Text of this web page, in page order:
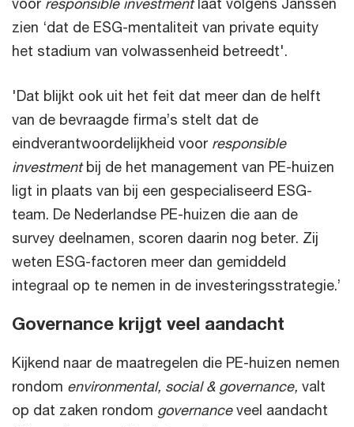
zien ‘dat de ESG-mentaliteit van private equity
het stadium van volwassenheid betreedt'.
'Dat blijkt ook uit het feit dat meer dan de helft
van de bevraagde firma’s stelt dat de
eindverantwoordelijkheid voor responsible
investmentbij de het management van PE-huizen
ligt in plaats van bij een gespecialiseerd ESG-
team. De Nederlandse PE-huizen die aan de
survey deelnamen, scoren daarin nog beter. Zij
weten ESG-factoren meer dan gemiddeld
integraal op te nemen in de investeringsstrategie.’
Governance krijgt veel aandacht
Kijkend naar de maatregelen die PE-huizen nemen
rondom environmental, social & governance, valt
op dat zaken rondom governanceveel aandacht